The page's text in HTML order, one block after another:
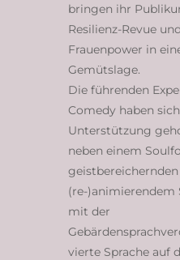
bringen ihr
Resilienz-Revue
Frauenpower in
Gemütslage.
Die führenden
Comedy haben
Unterstützung
neben einem
(re-
mit der
vierte Sprache auf